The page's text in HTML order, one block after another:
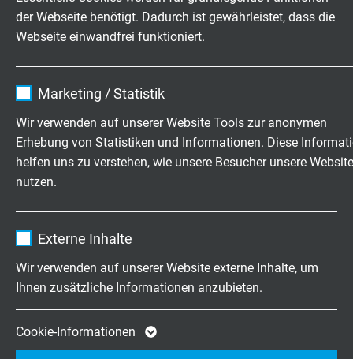
der Webseite benötigt. Dadurch ist gewährleistet, dass die
Webseite einwandfrei funktioniert.
Laufzeit 1 Jahr
Marketing / Statistik
Wir verwenden auf unserer Website Tools zur anonymen
Erhebung von Statistiken und Informationen. Diese
helfen uns zu verstehen, wie unsere Besucher unsere Website
nutzen.
Laufzeit 2 Jahre
Zweck
Cookie von Google für Website-Analysen.
Erzeugt statistische Daten darüber, wie der
Externe Inhalte
Wir verwenden auf unserer Website externe Inhalte, um
Ihnen zusätzliche Informationen anzubieten.
Cookie-Informationen
TRANSPARENZ & BEWERTUNG:
Seit 2024 sind wir auf der Nachhaltigkeitsplattform
Bereich Umwelt und Nachhaltigkeit durch eine
unabhängige Drittbewertung prüfen. Die Analyse
umfasst: